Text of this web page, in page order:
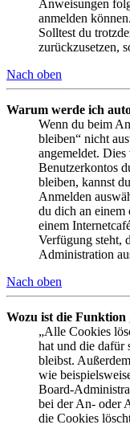
Anweisungen
anmelden können.
Solltest du
zurückzusetzen,
Nach oben
Warum werde ich
Wenn du beim
bleiben“ nicht
angemeldet.
Benutzerkontos
bleiben, kannst
Anmelden
du dich an
einem
Verfügung steht,
Administration
Nach oben
Wozu ist die Funktion
„Alle Cookies
hat und die dafür
bleibst.
wie
Board-
bei der An- oder
die Cookies